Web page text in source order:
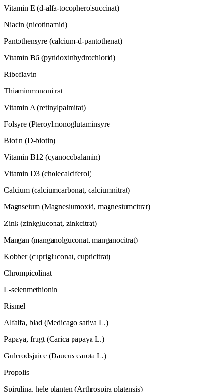
Vitamin E (d-alfa-tocopherolsuccinat)
Niacin (nicotinamid)
Pantothensyre (calcium-d-pantothenat)
Vitamin B6 (pyridoxinhydrochlorid)
Riboflavin
Thiaminmononitrat
Vitamin A (retinylpalmitat)
Folsyre (Pteroylmonoglutaminsyre
Biotin (D-biotin)
Vitamin B12 (cyanocobalamin)
Vitamin D3 (cholecalciferol)
Calcium (calciumcarbonat, calciumnitrat)
Magnseium (Magnesiumoxid, magnesiumcitrat)
Zink (zinkgluconat, zinkcitrat)
Mangan (manganolguconat, manganocitrat)
Kobber (cuprigluconat, cupricitrat)
Chrompicolinat
L-selenmethionin
Rismel
Alfalfa, blad (Medicago sativa L.)
Papaya, frugt (Carica papaya L.)
Gulerodsjuice (Daucus carota L.)
Propolis
Spirulina, hele planten (Arthrospira platensis)